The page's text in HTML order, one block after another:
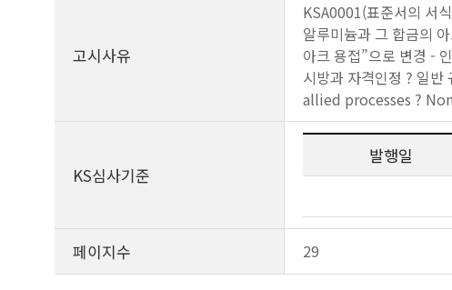
고시사유
KSA0001(표준서의 서
알루미늄과 그 합금의
아크 용접”으로 변경 -
시방과 자격인정 ? 일
allied processes ?
KS심사기준
발행일
페이지수 29